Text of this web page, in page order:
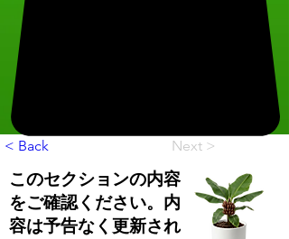
< Back Next >
このセクションの内容
をご確認ください。内
容は予告なく更新され